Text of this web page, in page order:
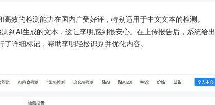
高效的检测能力在国内广受好评，特别适用于中文文本的检测。
到AI生成的文本，这让李明感到很安心。在上传报告后，系统给出
详细标记，帮助李明轻松识别并优化内容。